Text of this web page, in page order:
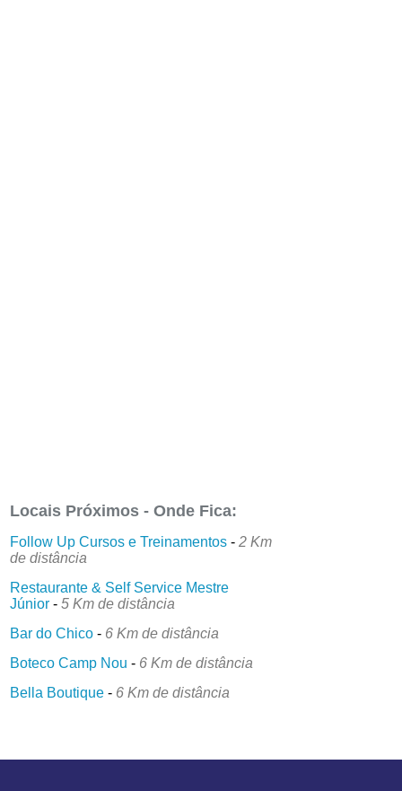
Locais Próximos - Onde Fica:
Follow Up Cursos e Treinamentos -2 Km
de distância
Restaurante & Self Service Mestre
Júnior -5 Km de distância
Bar do Chico - 6 Km de distância
Boteco Camp Nou - 6 Km de distância
Bella Boutique - 6 Km de distância